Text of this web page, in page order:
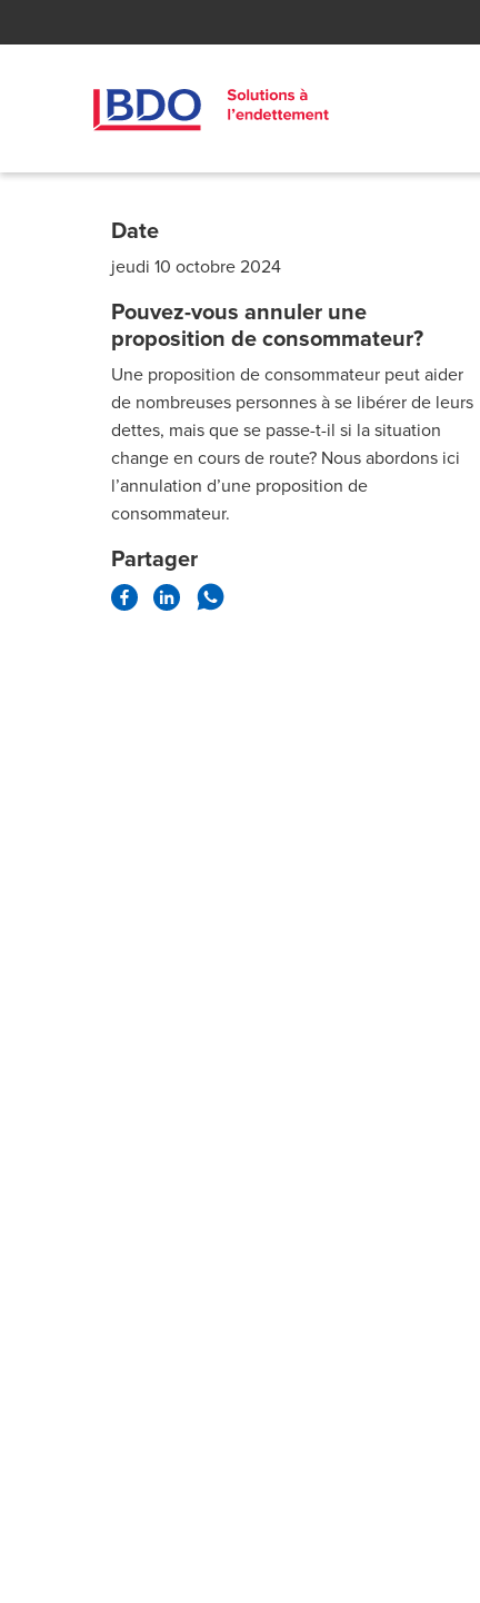
Date
jeudi 10 octobre 2024
Pouvez-vous annuler une
proposition de consommateur?
Une proposition de consommateur peut aider
de nombreuses personnes à se libérer de leurs
dettes, mais que se passe-t-il si la situation
change en cours de route? Nous abordons ici
l’annulation d’une proposition de
consommateur.
Partager